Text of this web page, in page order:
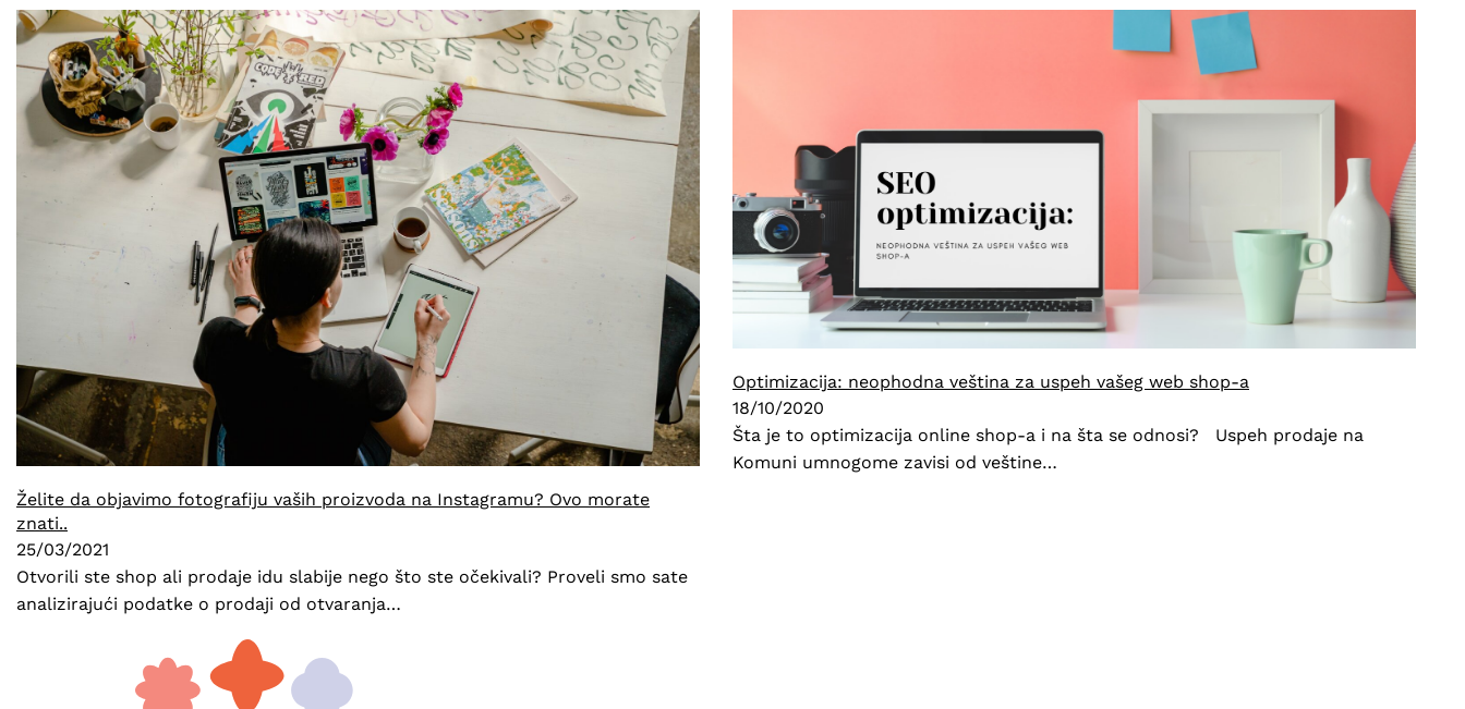
Želite da objavimo fotografiju vaših proizvoda na Instagramu? Ovo morate
znati..
25/03/2021
Otvorili ste shop ali prodaje idu slabije nego što ste očekivali? Proveli smo sate
analizirajući podatke o prodaji od otvaranja…
Optimizacija: neophodna veština za uspeh vašeg web shop-a
18/10/2020
Šta je to optimizacija online shop-a i na šta se odnosi? Uspeh prodaje na
Komuni umnogome zavisi od veštine…